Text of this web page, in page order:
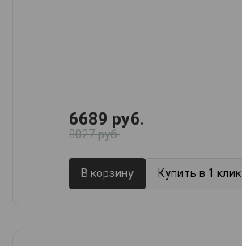
6689 руб.
8027 руб.
В корзину Купить в 1 клик